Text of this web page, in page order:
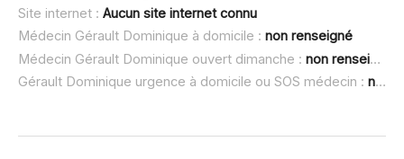
Site internet : Aucun site internet connu
Médecin Gérault Dominique à domicile : non renseigné
Médecin Gérault Dominique ouvert dimanche : non renseigné
Gérault Dominique urgence à domicile ou SOS médecin : non renseigné